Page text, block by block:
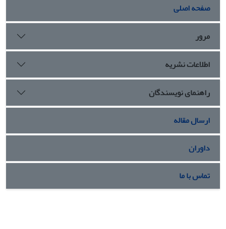
صفحه اصلی
مرور
اطلاعات نشریه
راهنمای نویسندگان
ارسال مقاله
داوران
تماس با ما